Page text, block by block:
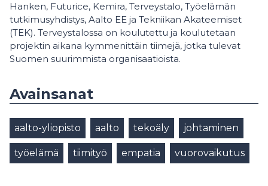
Hanken, Futurice, Kemira, Terveystalo, Työelämän
tutkimusyhdistys, Aalto EE ja Tekniikan Akateemiset
(TEK). Terveystalossa on koulutettu ja koulutetaan
projektin aikana kymmenittäin tiimejä, jotka tulevat
Suomen suurimmista organisaatioista.
Avainsanat
aalto-yliopisto aalto tekoäly johtaminen
työelämä tiimityö empatia vuorovaikutus